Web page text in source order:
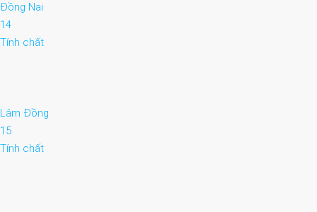
Đồng Nai
14
Tính chất
Lâm Đồng
15
Tính chất